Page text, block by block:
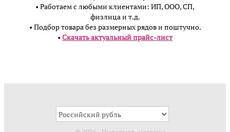
• Работаем с любыми клиентами: ИП, ООО, СП,
физлица и т.д.
• Подбор товара без размерных рядов и поштучно.
• Скачать актуальный прайс-лист